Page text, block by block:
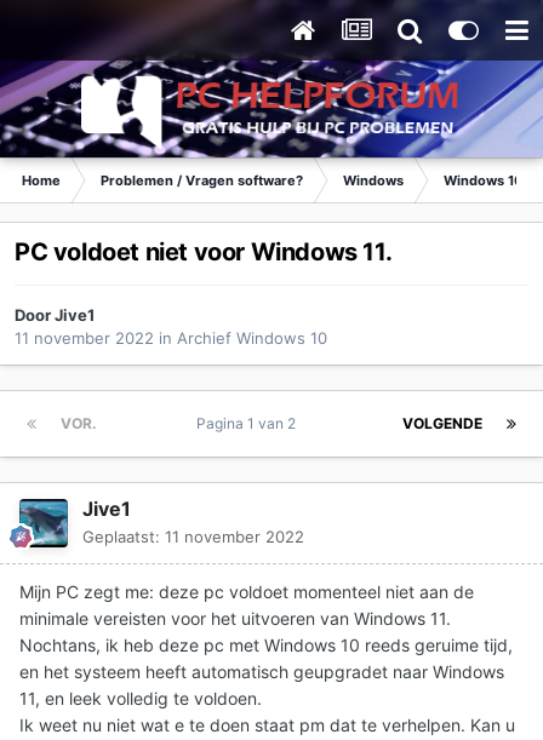
Home Problemen / Vragen software? Windows Windows 10
PC voldoet niet voor Windows 11.
DoorJive1
11 november 2022 in Archief Windows 10
VOR. VOLGENDE
Pagina 1 van 2
Jive1
Geplaatst: 11 november 2022
Mijn PC zegt me: deze pc voldoet momenteel niet aan de
minimale vereisten voor het uitvoeren van Windows 11.
Nochtans, ik heb deze pc met Windows 10 reeds geruime tijd,
en het systeem heeft automatisch geupgradet naar Windows
11, en leek volledig te voldoen.
Ik weet nu niet wat e te doen staat pm dat te verhelpen. Kan u